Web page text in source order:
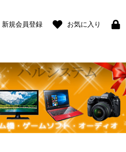
新規会員登録 お気に入り